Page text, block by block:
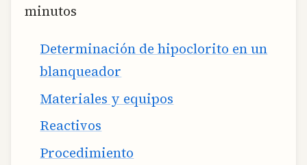
minutos
Determinación de hipoclorito en un
blanqueador
Materiales y equipos
Reactivos
Procedimiento